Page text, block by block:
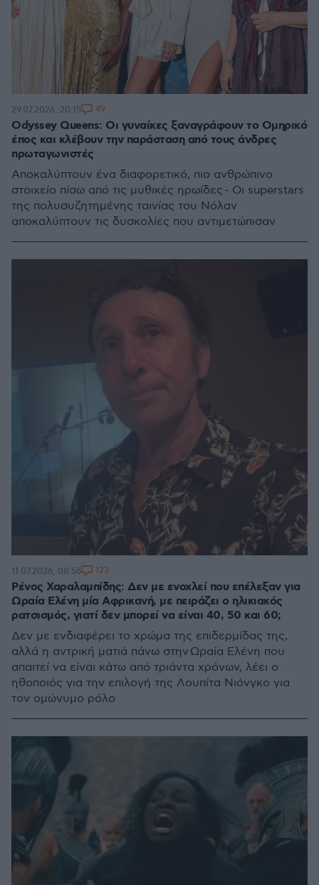
Odyssey Queens: Οι γυναίκες ξαναγράφουν το Ομηρικό
έπος και κλέβουν την παράσταση από τους άνδρες
πρωταγωνιστές
Αποκαλύπτουν ένα διαφορετικό, πιο ανθρώπινο
στοιχείο πίσω από τις μυθικές ηρωίδες - Οι superstars
της πολυσυζητημένης ταινίας του Νόλαν
αποκαλύπτουν τις δυσκολίες που αντιμετώπισαν
29.07.2026, 20:15 49
Ρένος Χαραλαμπίδης: Δεν με ενοχλεί που επέλεξαν για
Ωραία Ελένη μία Αφρικανή, με πειράζει ο ηλικιακός
ρατσισμός, γιατί δεν μπορεί να είναι 40, 50 και 60;
Δεν με ενδιαφέρει το χρώμα της επιδερμίδας της,
αλλά η αντρική ματιά πάνω στην Ωραία Ελένη που
απαιτεί να είναι κάτω από τριάντα χρόνων, λέει ο
ηθοποιός για την επιλογή της Λουπίτα Νιόνγκο για
τον ομώνυμο ρόλο
11.07.2026, 08:56 123